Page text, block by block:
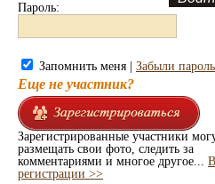
Пароль:
Запомнить меня | Забыли
Еще не участник?
Зарегистрированные участники
размещать свои фото, следить за
комментариями и многое другое...
регистрации >>